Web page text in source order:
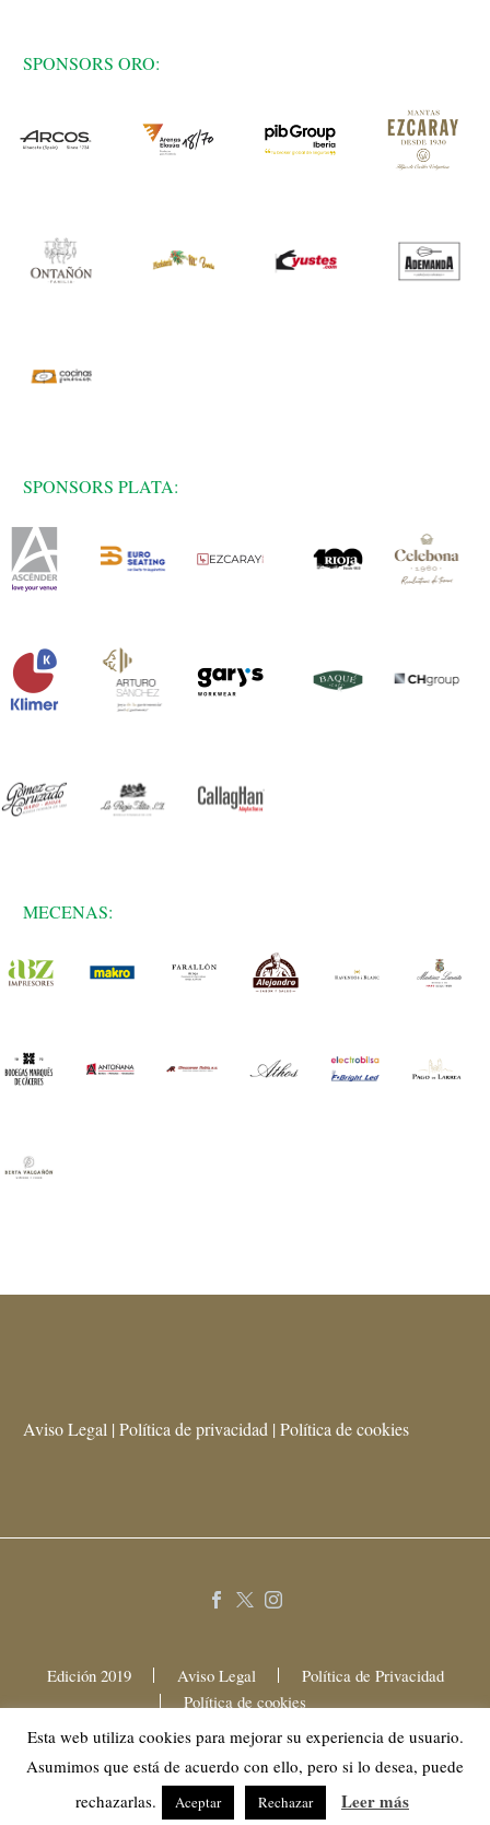
SPONSORS ORO:
SPONSORS PLATA:
MECENAS:
Aviso Legal | Política de privacidad | Política de cookies
Edición 2019 Aviso Legal
Política de Privacidad
Política de cookies
2025 © Mama Festival Gastronómico
Esta web utiliza cookies para mejorar su experiencia de usuario.
Asumimos que está de acuerdo con ello, pero si lo desea, puede
rechazarlas.
Aceptar Rechazar Leer más